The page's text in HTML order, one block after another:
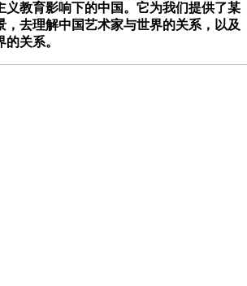
义教育影响下的中国。它为我们提供了某
，去理解中国艺术家与世界的关系，以及
关系。